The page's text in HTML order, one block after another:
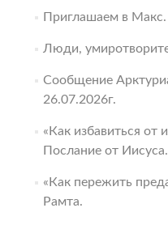
Приглашаем в Макс.
Люди,
Сообщение
26.07.2026г.
«Как избавиться от
Послание от Иисуса.
«Как пережить
Рамта.